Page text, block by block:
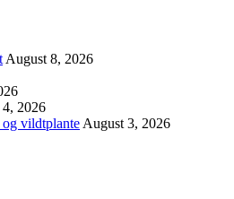
August 8, 2026
2026
vildtplante August 3, 2026